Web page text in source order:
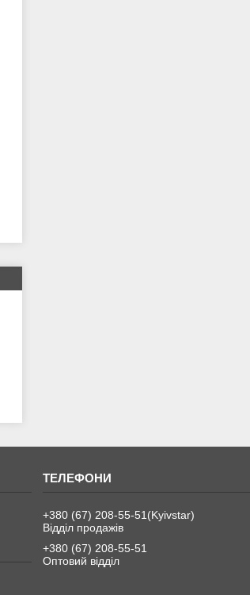
+380 (67) 208-55-51 Kyivstar
Відділ продажів
+380 (67) 208-55-51
Оптовий відділ